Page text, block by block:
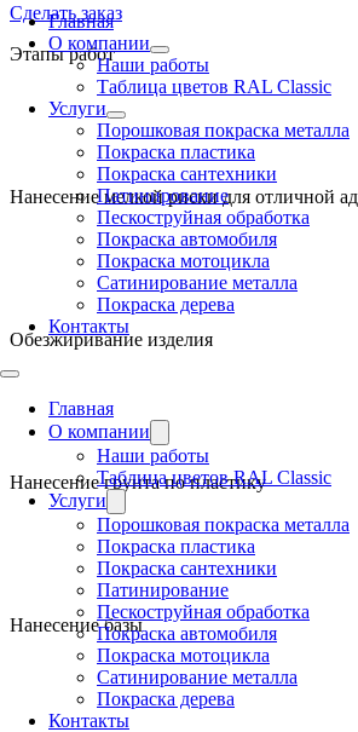
Главная
О компании
Наши работы
Таблица цветов RAL Classic
Услуги
Порошковая покраска металла
Покраска пластика
Покраска сантехники
Патинирование
Пескоструйная обработка
Покраска автомобиля
Покраска мотоцикла
Сатинирование металла
Покраска дерева
Контакты
Главная
О компании
Наши работы
Таблица цветов RAL Classic
Услуги
Порошковая покраска металла
Покраска пластика
Покраска сантехники
Патинирование
Пескоструйная обработка
Покраска автомобиля
Покраска мотоцикла
Сатинирование металла
Покраска дерева
Контакты
Сделать заказ
Этапы работ
Нанесение мелкой риски для отличной
Обезжиривание изделия
Нанесение грунта по пластику
Нанесение базы